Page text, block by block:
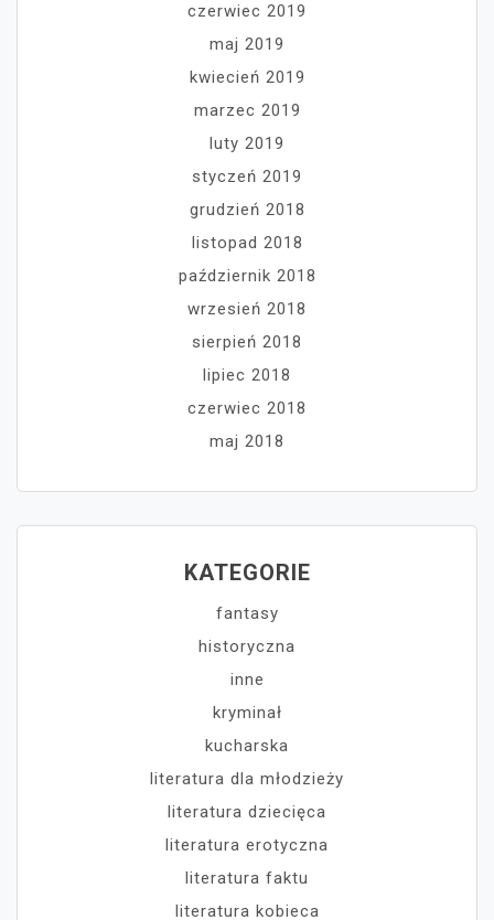
czerwiec 2019
maj 2019
kwiecień 2019
marzec 2019
luty 2019
styczeń 2019
grudzień 2018
listopad 2018
październik 2018
wrzesień 2018
sierpień 2018
lipiec 2018
czerwiec 2018
maj 2018
KATEGORIE
fantasy
historyczna
inne
kryminał
kucharska
literatura dla młodzieży
literatura dziecięca
literatura erotyczna
literatura faktu
literatura kobieca